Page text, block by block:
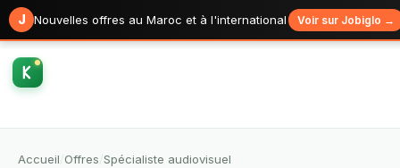
J Nouvelles offres au Maroc et à l'international Voir sur Jobiglo →
Accueil Offres Spécialiste audiovisuel